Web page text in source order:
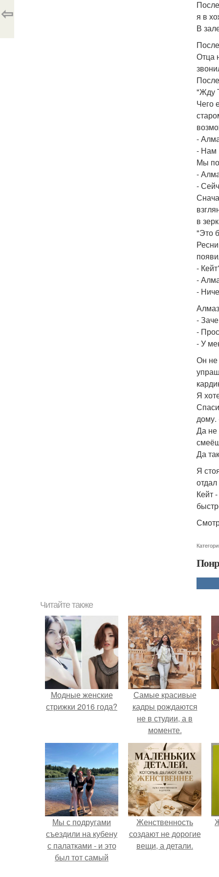
я в
В
Отца
"Жду
Чего
-
- Нам
Мы
-
-
в
"Это
-
-
-
-
-
- У
Он не
Я
дому.
Да не
Да
Я
Кейт
⇦
Читайте также
Модные женские
стрижки 2016 года?
Самые красивые
кадры рождаются
не в студии, а в
моменте.
Мы с подругами
съездили на кубену
с палатками - и это
был тот самый
Женственность
создают не дорогие
вещи, а детали.